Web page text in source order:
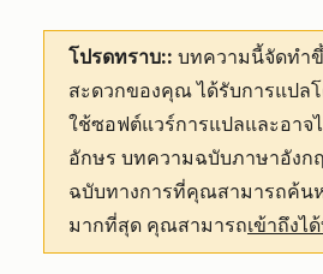
โปรดทราบ:: บทความนี้จัดทำ
สะดวกของคุณได้รับการแปล
ใช้ซอฟต์แวร์การแปลและอาจ
อักษร บทความฉบับภาษาอังก
ฉบับทางการที่คุณสามารถค้น
มากที่สุด คุณสามารถเข้าถึงไ